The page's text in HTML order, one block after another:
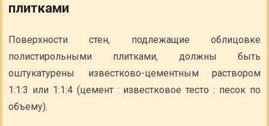
плитками
Поверхности стен, подлежащие облицовке
полистирольными плитками, должны быть
оштукатурены известково-цементным раствором
1:1:3 или 1:1:4 (цемент : известковое тесто : песок по
объему).